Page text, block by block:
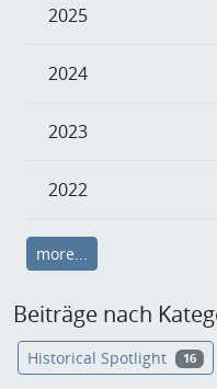
2025
2024
2023
2022
more...
Beiträge nach
Historical Spotlight 16